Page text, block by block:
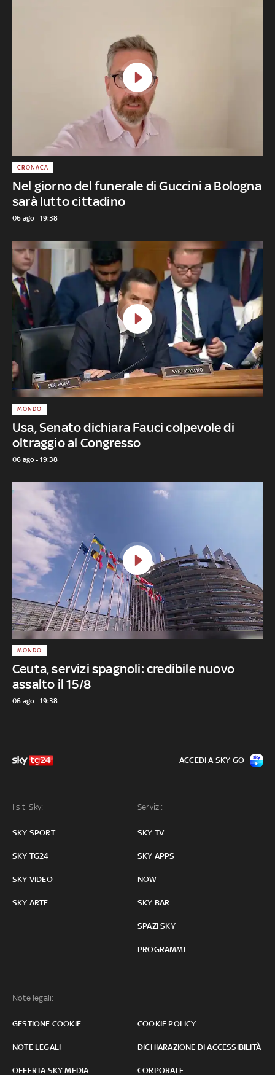
Nel giorno del funerale di Guccini a Bologna
sarà lutto cittadino
CRONACA
06 ago - 19:38
Usa, Senato dichiara Fauci colpevole di
oltraggio al Congresso
MONDO
06 ago - 19:38
Ceuta, servizi spagnoli: credibile nuovo
assalto il 15/8
MONDO
06 ago - 19:38
I siti Sky:
SKY SPORT
SKY TG24
SKY VIDEO
SKY ARTE
Servizi:
SKY TV
SKY APPS
NOW
SKY BAR
SPAZI SKY
PROGRAMMI
Note legali:
GESTIONE COOKIE COOKIE POLICY
NOTE LEGALI DICHIARAZIONE DI ACCESSIBILITÀ
OFFERTA SKY MEDIA CORPORATE
ACCEDI A SKY GO